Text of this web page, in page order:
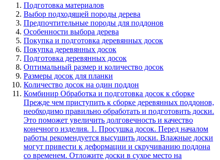
Подготовка материалов
Выбор подходящей породы дерева
Предпочтительные породы для поддонов
Особенности выбора дерева
Покупка и подготовка деревянных досок
Покупка деревянных досок
Подготовка деревянных досок
Оптимальный размер и количество досок
Размеры досок для планки
Количество досок на один поддон
Комбинир Обработка и подготовка досок к сборке
Прежде чем приступить к сборке деревянных поддонов,
необходимо правильно обработать и подготовить доски.
Это поможет увеличить долговечность и качество
конечного изделия. 1. Просушка досок. Перед началом
работы рекомендуется высушить доски. Влажные доски
могут привести к деформации и скручиванию поддона
со временем. Отложите доски в сухое место на